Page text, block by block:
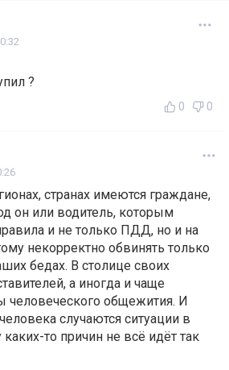
?
0 0
странах имеются граждане,
он или водитель, которым
и не только ПДД, но и на
некорректно обвинять только
бедах. В столице своих
а иногда и чаще
общежития. И
случаются ситуации в
то причин не всë идëт так